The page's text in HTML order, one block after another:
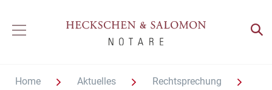
Home Aktuelles
Rechtsprechung